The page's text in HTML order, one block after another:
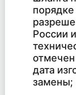
порядке
России
отмечен
дата
замены;